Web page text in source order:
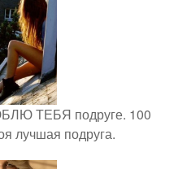
ТЕБЯ подруге. 100
лучшая подруга.